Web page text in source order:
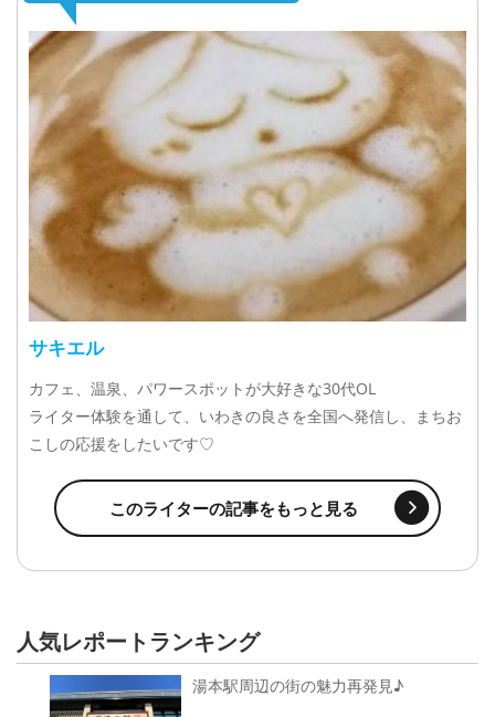
サキエル
カフェ、温泉、パワースポットが大好きな30代OL
ライター体験を通して、いわきの良さを全国へ発信し、まちお
こしの応援をしたいです♡
このライターの記事をもっと見る
人気レポートランキング
湯本駅周辺の街の魅力再発見♪